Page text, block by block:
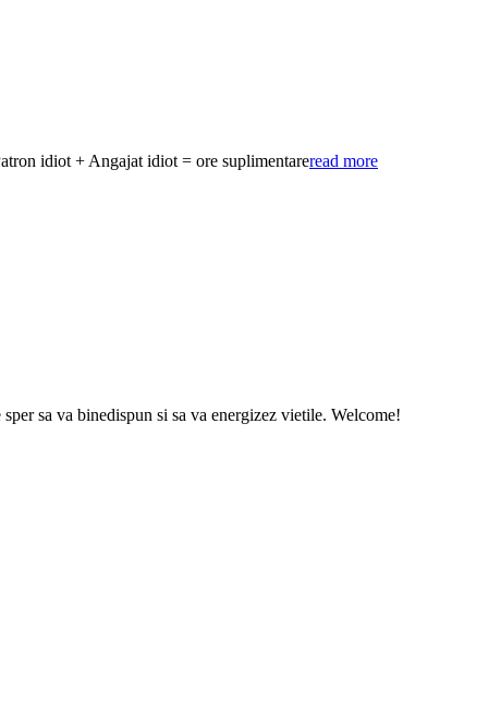
idiot + Angajat idiot = ore suplimentareread more
sa va binedispun si sa va energizez vietile. Welcome!